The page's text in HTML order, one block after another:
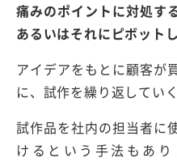
痛みのポイントに対処す
あるいはそれにピボット
アイデアをもとに顧客が
に、試作を繰り返してい
試作品を社内の担当者に
けるという手法もあ